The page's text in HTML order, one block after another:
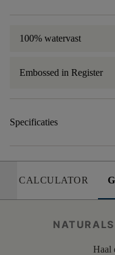
100% watervast
Embossed in Register
Specificaties
CALCULATOR
Haal